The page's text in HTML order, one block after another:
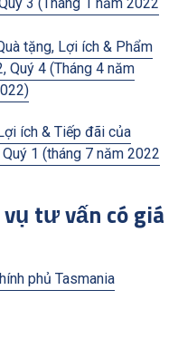
3 (Tháng 1 năm 2022
tặng, Lợi ích & Phẩm
Quý 4 (Tháng 4 năm
ích & Tiếp đãi của
1 (tháng 7 năm 2022
tư vấn có giá
phủ Tasmania